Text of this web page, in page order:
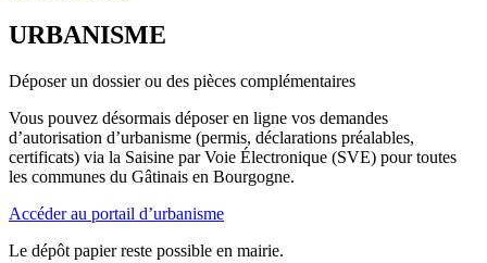
URBANISME
Déposer un dossier ou des pièces complémentaires
Vous pouvez désormais déposer en ligne vos demandes
d’autorisation d’urbanisme (permis, déclarations préalables,
certificats) via la Saisine par Voie Électronique (SVE) pour toutes
les communes du Gâtinais en Bourgogne.
Accéder au portail d’urbanisme
Le dépôt papier reste possible en mairie.